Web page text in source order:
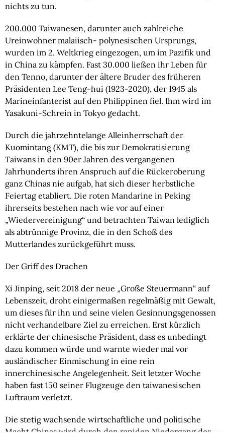
nichts zu tun.
200.000 Taiwanesen, darunter auch zahlreiche
Ureinwohner malaiisch- polynesischen Ursprungs,
wurden im 2. Weltkrieg eingezogen, um im Pazifik und
in China zu kämpfen. Fast 30.000 ließen ihr Leben für
den Tenno, darunter der ältere Bruder des früheren
Präsidenten Lee Teng-hui (1923-2020), der 1945 als
Marineinfanterist auf den Philippinen fiel. Ihm wird im
Yasakuni-Schrein in Tokyo gedacht.
Durch die jahrzehntelange Alleinherrschaft der
Kuomintang (KMT), die bis zur Demokratisierung
Taiwans in den 90er Jahren des vergangenen
Jahrhunderts ihren Anspruch auf die Rückeroberung
ganz Chinas nie aufgab, hat sich dieser herbstliche
Feiertag etabliert. Die roten Mandarine in Peking
ihrerseits bestehen nach wie vor auf einer
„Wiedervereinigung“ und betrachten Taiwan lediglich
als abtrünnige Provinz, die in den Schoß des
Mutterlandes zurückgeführt muss.
Der Griff des Drachen
Xi Jinping, seit 2018 der neue „Große Steuermann“ auf
Lebenszeit, droht einigermaßen regelmäßig mit Gewalt,
um dieses für ihn und seine vielen Gesinnungsgenossen
nicht verhandelbare Ziel zu erreichen. Erst kürzlich
erklärte der chinesische Präsident, dass es unbedingt
dazu kommen würde und warnte wieder mal vor
ausländischer Einmischung in eine rein
innerchinesische Angelegenheit. Seit letzter Woche
haben fast 150 seiner Flugzeuge den taiwanesischen
Luftraum verletzt.
Die stetig wachsende wirtschaftliche und politische